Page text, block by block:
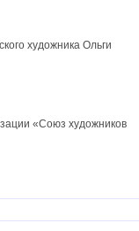
художника Ольги
«Союз художников